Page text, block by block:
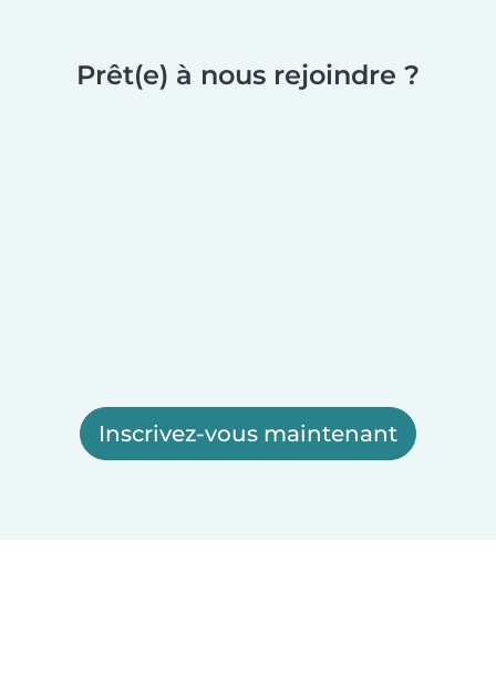
Prêt(e) à nous rejoindre ?
Inscrivez-vous maintenant